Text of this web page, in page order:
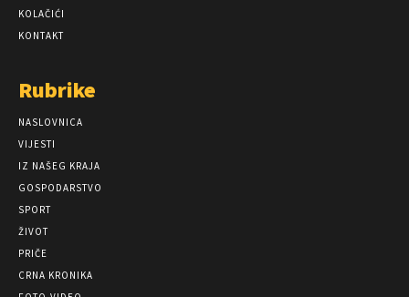
KOLAČIĆI
KONTAKT
Rubrike
NASLOVNICA
VIJESTI
IZ NAŠEG KRAJA
GOSPODARSTVO
SPORT
ŽIVOT
PRIČE
CRNA KRONIKA